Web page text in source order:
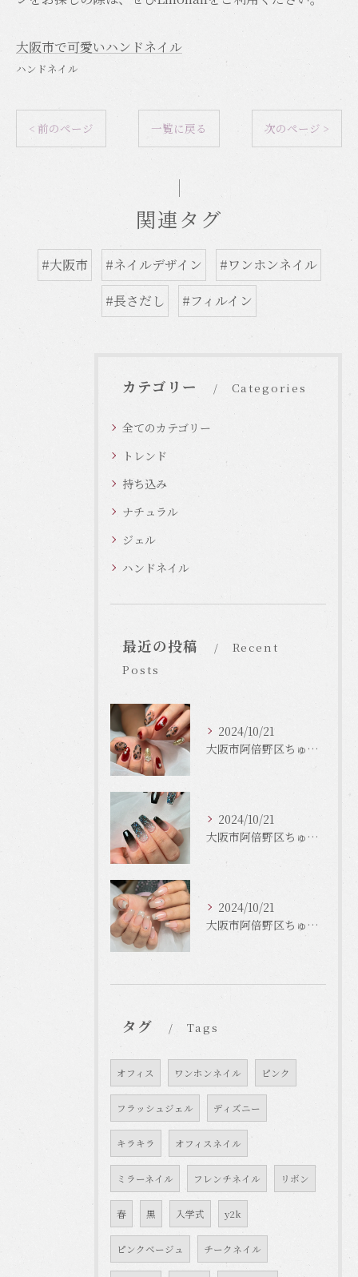
大阪市で可愛いハンドネイル
ハンドネイル
< 前のページ 一覧に戻る 次のページ >
関連タグ
#大阪市 #ネイルデザイン
#ワンホンネイル
#長さだし
#フィルイン
カテゴリー Categories
全てのカテゴリー
トレンド
持ち込み
ナチュラル
ジェル
ハンドネイル
最近の投稿
Recent
Posts
2024/10/21
大阪市阿倍野区ちゅるんネイルはLinonail
2024/10/21
大阪市阿倍野区ちゅるんネイルはLinonail
2024/10/21
大阪市阿倍野区ちゅるんネイルはLinonail
タグ Tags
オフィス ワンホンネイル ピンク
フラッシュジェル ディズニー
キラキラ オフィスネイル
ミラーネイル フレンチネイル リボン
春 黒 入学式 y2k
ピンクベージュ チークネイル